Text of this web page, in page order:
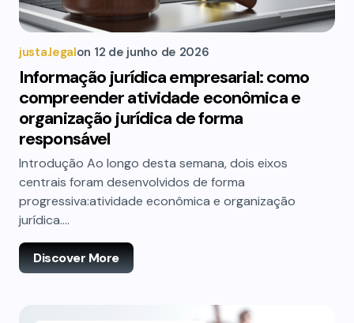
justa.legalon 12 de junho de 2026
Informação jurídica empresarial: como
compreender atividade econômica e
organização jurídica de forma
responsável
Introdução Ao longo desta semana, dois eixos
centrais foram desenvolvidos de forma
progressiva:atividade econômica e organização
jurídica.…
Discover More